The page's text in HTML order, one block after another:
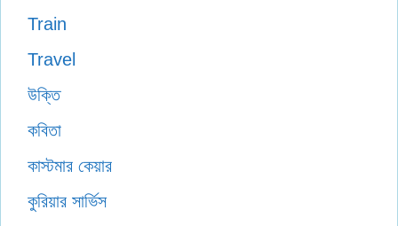
Train
Travel
উক্তি
কবিতা
কাস্টমার কেয়ার
কুরিয়ার সার্ভিস